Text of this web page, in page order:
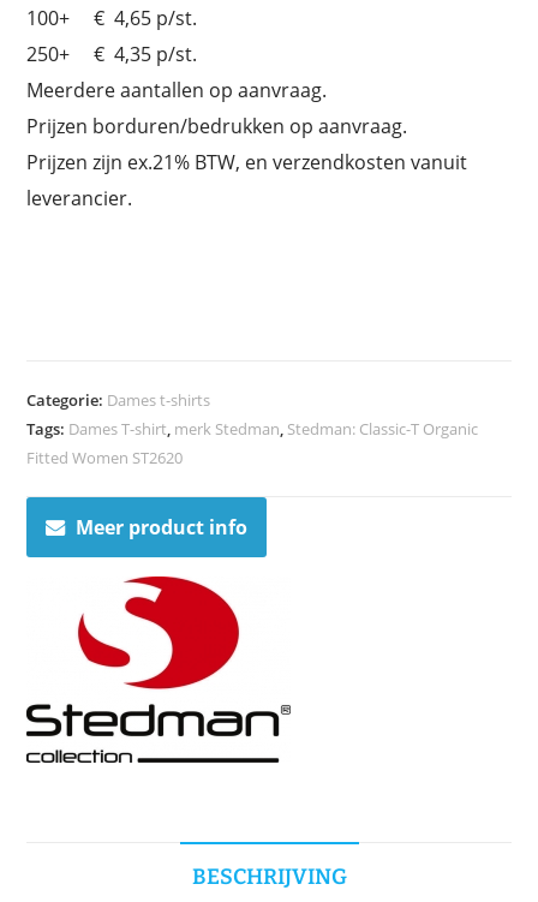
100+ € 4,65 p/st.
250+ € 4,35 p/st.
Meerdere aantallen op aanvraag.
Prijzen borduren/bedrukken op aanvraag.
Prijzen zijn ex.21% BTW, en verzendkosten vanuit
leverancier.
Categorie: Dames t-shirts
Tags: Dames T-shirt, merk Stedman, Stedman: Classic-T Organic
Fitted Women ST2620
Meer product info
BESCHRIJVING